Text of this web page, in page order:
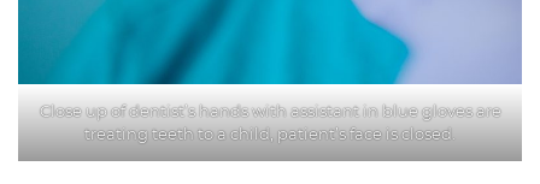
Close up of dentist’s hands with assistant in blue gloves are
treating teeth to a child, patient’s face is closed.